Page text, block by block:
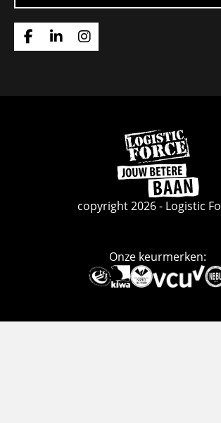
Ga
Ga
Ga
Ga
naar
de
homepage
copyright 2026 - Logistic
Onze keurmerken:
Deze
link
naar